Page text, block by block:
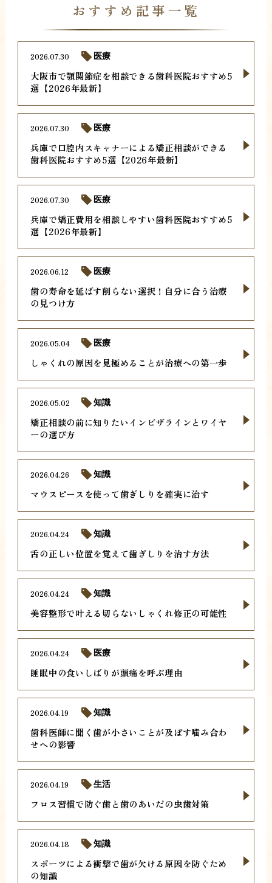
おすすめ記事一覧
大阪市で顎関節症を相談できる歯科医院おすすめ5
選【2026年最新】
2026.07.30 医療
兵庫で口腔内スキャナーによる矯正相談ができる
歯科医院おすすめ5選【2026年最新】
2026.07.30 医療
兵庫で矯正費用を相談しやすい歯科医院おすすめ5
選【2026年最新】
2026.07.30 医療
歯の寿命を延ばす削らない選択！自分に合う治療
の見つけ方
2026.06.12 医療
しゃくれの原因を見極めることが治療への第一歩
2026.05.04 医療
矯正相談の前に知りたいインビザラインとワイヤ
ーの選び方
2026.05.02 知識
マウスピースを使って歯ぎしりを確実に治す
2026.04.26 知識
舌の正しい位置を覚えて歯ぎしりを治す方法
2026.04.24 知識
美容整形で叶える切らないしゃくれ修正の可能性
2026.04.24 知識
睡眠中の食いしばりが頭痛を呼ぶ理由
2026.04.24 医療
歯科医師に聞く歯が小さいことが及ぼす噛み合わ
せへの影響
2026.04.19 知識
フロス習慣で防ぐ歯と歯のあいだの虫歯対策
2026.04.19 生活
スポーツによる衝撃で歯が欠ける原因を防ぐため
の知識
2026.04.18 知識